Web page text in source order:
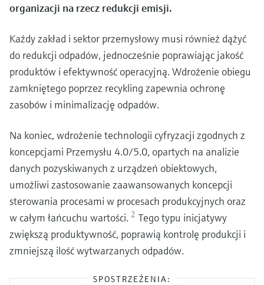
organizacji na rzecz redukcji emisji.
Każdy zakład i sektor przemysłowy musi również dążyć
do redukcji odpadów, jednocześnie poprawiając jakość
produktów i efektywność operacyjną. Wdrożenie obiegu
zamkniętego poprzez recykling zapewnia ochronę
zasobów i minimalizację odpadów.
Na koniec, wdrożenie technologii cyfryzacji zgodnych z
koncepcjami Przemysłu 4.0/5.0, opartych na analizie
danych pozyskiwanych z urządzeń obiektowych,
umożliwi zastosowanie zaawansowanych koncepcji
sterowania procesami w procesach produkcyjnych oraz
w całym łańcuchu wartości. 2 Tego typu inicjatywy
zwiększą produktywność, poprawią kontrolę produkcji i
zmniejszą ilość wytwarzanych odpadów.
SPOSTRZEŻENIA: